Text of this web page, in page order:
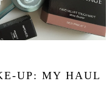
UP: MY HAUL